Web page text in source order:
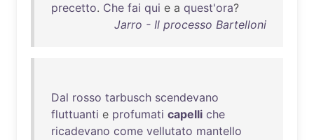
precetto. Che fai qui e a quest'ora?
Jarro - Il processo Bartelloni
Dal rosso tarbusch scendevano
fluttuanti e profumati capelli che
ricadevano come vellutato mantello